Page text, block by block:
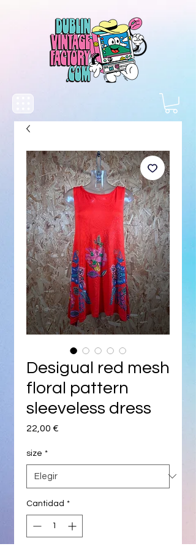
Desigual red mesh
floral pattern
sleeveless dress
22,00 €
size *
Cantidad *